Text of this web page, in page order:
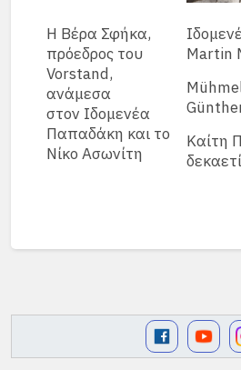
Η Βέρα Σφήκα,
πρόεδρος του
Vorstand,
ανάμεσα
στον Ιδομενέα
Παπαδάκη και το
Νίκο Ασωνίτη
Martin
Καίτη